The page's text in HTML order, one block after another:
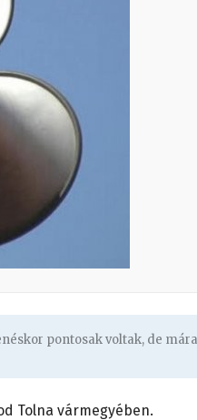
pontosak voltak, de mára
Tolna vármegyében.